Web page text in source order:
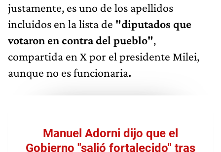
justamente, es uno de los apellidos
incluidos en la lista de "diputados que
votaron en contra del pueblo",
compartida en X por el presidente Milei,
aunque no es funcionaria.
Manuel Adorni dijo que el
Gobierno "salió fortalecido" tras